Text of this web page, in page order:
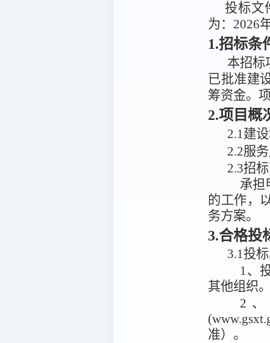
投标文
为：2026
1.招标条
本招标
已批准建
筹资金。
2.项目概
2.1建
2.2服
2.3招
承担
的工作，
务方案。
3.合格投
3.1投
1、
其他组织
2
准）。